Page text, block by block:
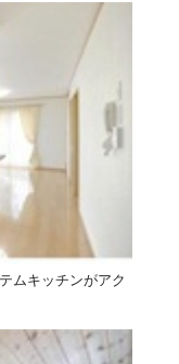
ムキッチンがアク